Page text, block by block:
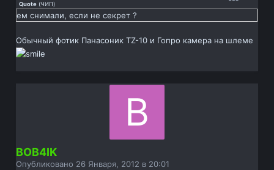
Quote (ЧИП)
ем снимали, если не секрет ?
Обычный фотик Панасоник TZ-10 и Гопро камера на шлеме
BOB4IK
Опубликовано 26 Января, 2012 в 20:01